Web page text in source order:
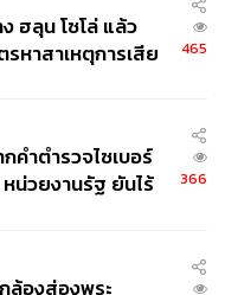
ฮลุน โซโล่ แล้ว
หาสาเหตุการเสีย
465
กคำตำรวจไซเบอร์
น่วยงานรัฐ ยันไร้
366
ล้องส่องพระ